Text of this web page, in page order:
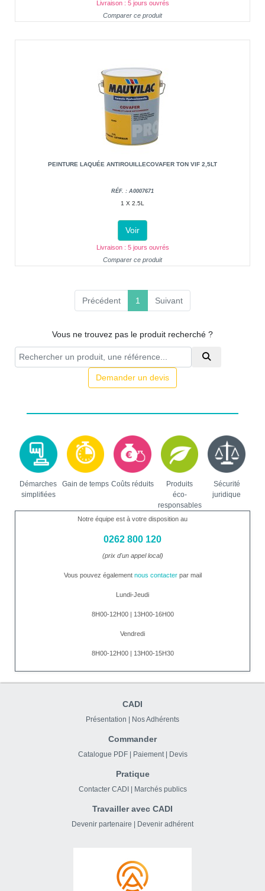
Livraison : 5 jours ouvrés
Comparer ce produit
PEINTURE LAQUÉE ANTIROUILLECOVAFER TON VIF 2,5LT
RÉF. : A0007671
1 X 2.5L
Voir
Livraison : 5 jours ouvrés
Comparer ce produit
Précédent 1 (current)
Suivant
Vous ne trouvez pas le produit recherché ?
Demander un devis
Démarches
simplifiées
Gain de temps Coûts réduits
Produits
éco-
responsables
Sécurité
juridique
Notre équipe est à votre disposition au
0262 800 120
(prix d'un appel local)
Vous pouvez également nous contacterpar mail
Lundi-Jeudi
8H00-12H00 | 13H00-16H00
Vendredi
8H00-12H00 | 13H00-15H30
CADI
Présentation Nos Adhérents
Commander
Catalogue PDF Paiement Devis
Pratique
Contacter CADI Marchés publics
Travailler avec CADI
Devenir partenaire Devenir adhérent